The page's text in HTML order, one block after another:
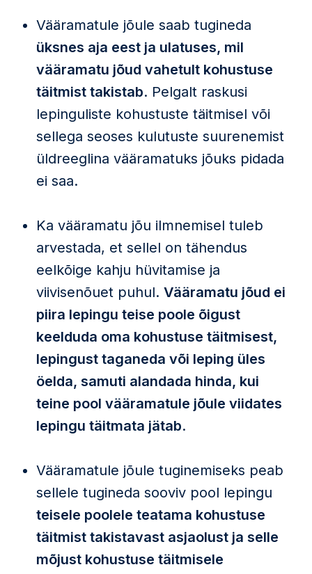
Vääramatule jõule saab tugineda
üksnes aja eest ja ulatuses, mil
vääramatu jõud vahetult kohustuse
täitmist takistab. Pelgalt raskusi
lepinguliste kohustuste täitmisel või
sellega seoses kulutuste suurenemist
üldreeglina vääramatuks jõuks pidada
ei saa.
Ka vääramatu jõu ilmnemisel tuleb
arvestada, et sellel on tähendus
eelkõige kahju hüvitamise ja
viivisenõuet puhul. Vääramatu jõud ei
piira lepingu teise poole õigust
keelduda oma kohustuse täitmisest,
lepingust taganeda või leping üles
öelda, samuti alandada hinda, kui
teine pool vääramatule jõule viidates
lepingu täitmata jätab.
Vääramatule jõule tuginemiseks peab
sellele tugineda sooviv pool lepingu
teisele poolele teatama kohustuse
täitmist takistavast asjaolust ja selle
mõjust kohustuse täitmisele